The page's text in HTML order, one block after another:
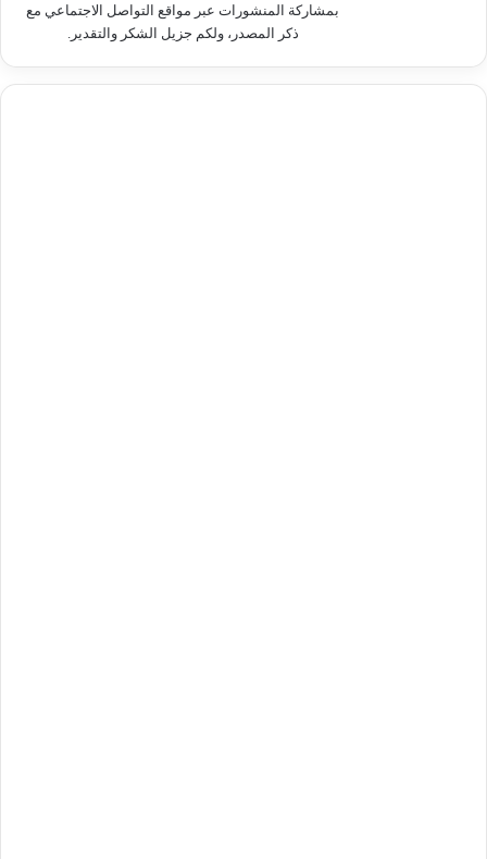
بمشاركة المنشورات عبر مواقع التواصل الاجتماعي مع
ذكر المصدر، ولكم جزيل الشكر والتقدير.